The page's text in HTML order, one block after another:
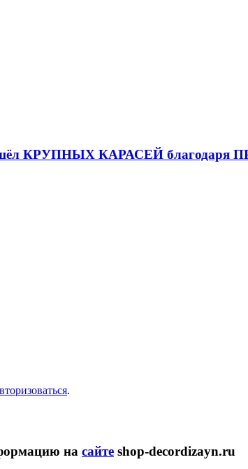
КРУПНЫХ КАРАСЕЙ
.
на сайте shop-decordizayn.ru